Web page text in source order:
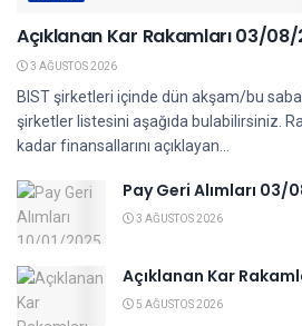
Açıklanan Kar Rakamları 03/
3 AĞUSTOS 2026
BIST şirketleri içinde dün akşam/bu
şirketler listesini aşağıda bulabilirsiniz.
kadar finansallarını açıklayan...
Pay Geri Alımları 03/
3 AĞUSTOS 2026
Açıklanan Kar
5 AĞUSTOS 2026